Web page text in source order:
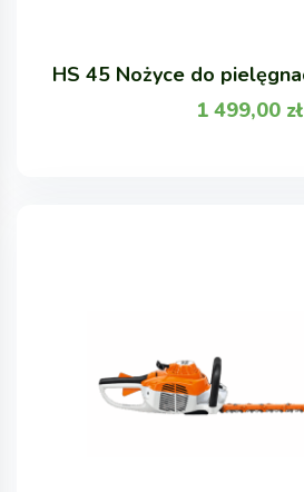
HS 45 Nożyce do
1 499,00 zł